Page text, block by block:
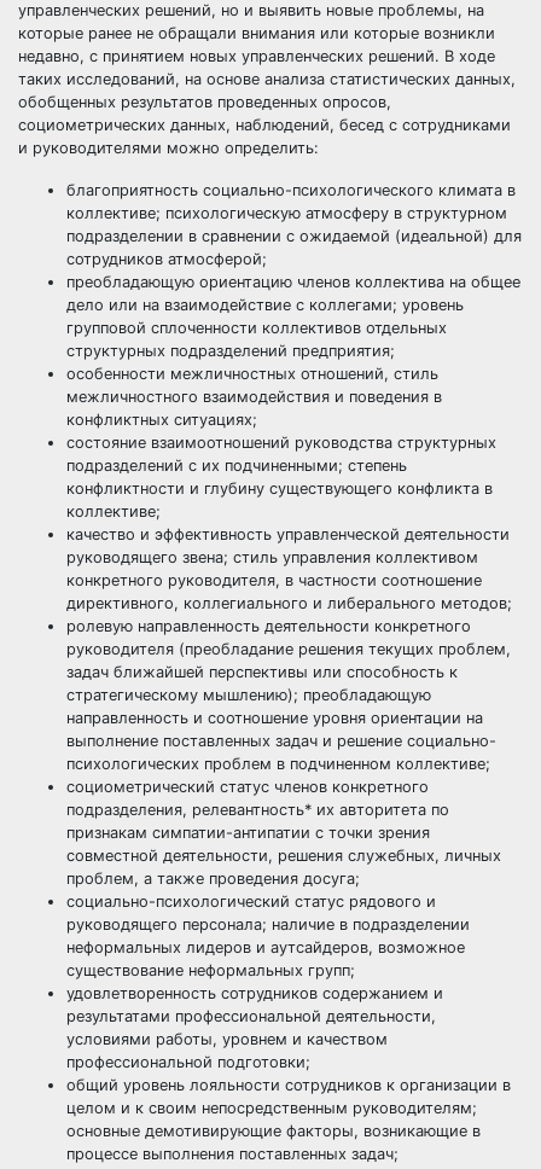
управленческих решений, но и выявить новые проблемы, на
которые ранее не обращали внимания или которые возникли
недавно, с принятием новых управленческих решений. В ходе
таких исследований, на основе анализа статистических данных,
обобщенных результатов проведенных опросов,
социометрических данных, наблюдений, бесед с сотрудниками
и руководителями можно определить:
благоприятность социально-психологического климата в
коллективе; психологическую атмосферу в структурном
подразделении в сравнении с ожидаемой (идеальной) для
сотрудников атмосферой;
преобладающую ориентацию членов коллектива на общее
дело или на взаимодействие с коллегами; уровень
групповой сплоченности коллективов отдельных
структурных подразделений предприятия;
особенности межличностных отношений, стиль
межличностного взаимодействия и поведения в
конфликтных ситуациях;
состояние взаимоотношений руководства структурных
подразделений с их подчиненными; степень
конфликтности и глубину существующего конфликта в
коллективе;
качество и эффективность управленческой деятельности
руководящего звена; стиль управления коллективом
конкретного руководителя, в частности соотношение
директивного, коллегиального и либерального методов;
ролевую направленность деятельности конкретного
руководителя (преобладание решения текущих проблем,
задач ближайшей перспективы или способность к
стратегическому мышлению); преобладающую
направленность и соотношение уровня ориентации на
выполнение поставленных задач и решение социально-
психологических проблем в подчиненном коллективе;
социометрический статус членов конкретного
подразделения, релевантность* их авторитета по
признакам симпатии-антипатии с точки зрения
совместной деятельности, решения служебных, личных
проблем, а также проведения досуга;
социально-психологический статус рядового и
руководящего персонала; наличие в подразделении
неформальных лидеров и аутсайдеров, возможное
существование неформальных групп;
удовлетворенность сотрудников содержанием и
результатами профессиональной деятельности,
условиями работы, уровнем и качеством
профессиональной подготовки;
общий уровень лояльности сотрудников к организации в
целом и к своим непосредственным руководителям;
основные демотивирующие факторы, возникающие в
процессе выполнения поставленных задач;